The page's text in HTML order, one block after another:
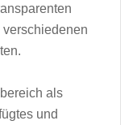
als
und